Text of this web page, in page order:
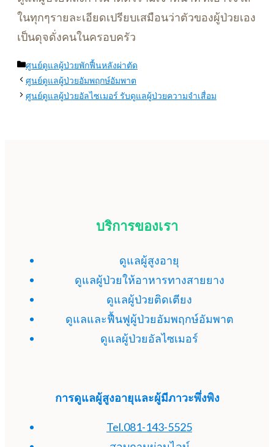
ในทุกๆรายละเอียดเปรียบเสมือนว่าตัวของผู้ป่วยเอง
เป็นดุจดั่งคนในครอบครัว
Categories
ศูนย์ดูแลผู้ป่วยพักฟื้นหลังผ่าตัด
ศูนย์ดูแลผู้ป่วยอัมพฤกษ์อัมพาต
ศูนย์ดูแลผู้ป่วยอัลไซเมอร์ รับดูแลผู้ป่วยความจำเสื่อม
บริการของเรา
ดูแลผู้สูงอายุ
ดูแลผู้ป่วยให้อาหารทางสายยาง
ดูแลผู้ป่วยติดเตียง
ดูแลและฟื้นฟูผู้ป่วยอัมพฤกษ์อัมพาต
ดูแลผู้ป่วยอัลไซเมอร์
การดูแลผู้สูงอายุและผู้มีภาวะพึ่งพิง
Tel.081-143-5525